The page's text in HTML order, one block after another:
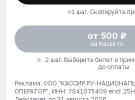
1 шаг. Скопируйте
от 500 ₽
на Kassir.ru
2 шаг. Выберите билет и
до оплаты
Реклама. ООО "КАССИР.РУ-
ОПЕРАТОР", ИНН: 7841075409 erid: